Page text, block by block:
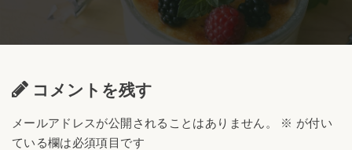
コメントを残す
メールアドレスが公開されることはありません。 ※ が付い
ている欄は必須項目です